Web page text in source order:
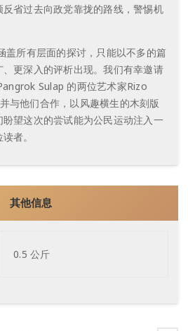
省过去向政党靠拢的路线，警惕机
盖所有层面的探讨，只能以不多的篇
更深入的评析出现。我们有幸邀请
Sulap 的两位艺术家Rizo
与他们合作，以风趣横生的木刻版
望这次的尝试能为公民运动注入一
者。
其他信息
0.5 公斤